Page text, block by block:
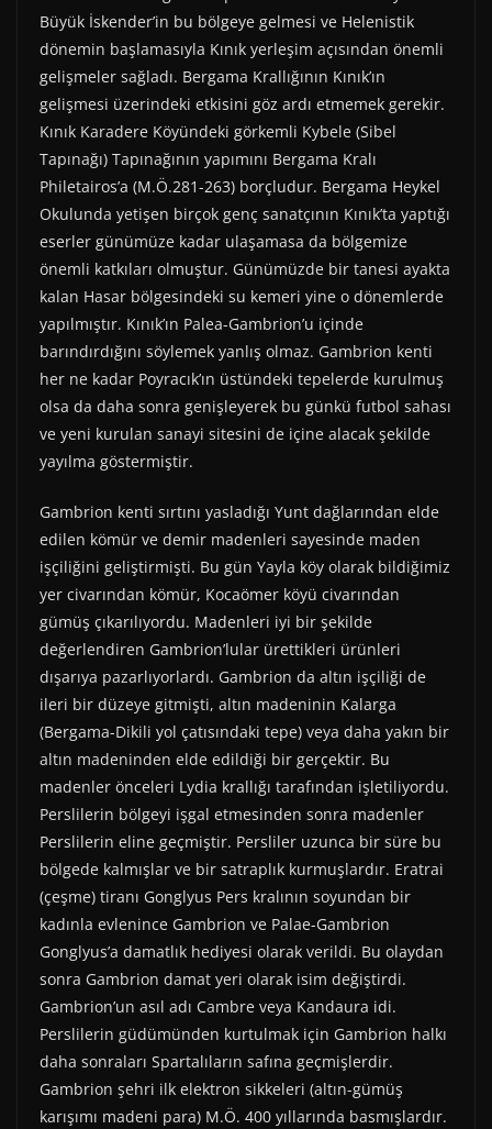
Büyük İskender’in bu bölgeye gelmesi ve Helenistik
dönemin başlamasıyla Kınık yerleşim açısından önemli
gelişmeler sağladı. Bergama Krallığının Kınık’ın
gelişmesi üzerindeki etkisini göz ardı etmemek gerekir.
Kınık Karadere Köyündeki görkemli Kybele (Sibel
Tapınağı) Tapınağının yapımını Bergama Kralı
Philetairos’a (M.Ö.281-263) borçludur. Bergama Heykel
Okulunda yetişen birçok genç sanatçının Kınık’ta yaptığı
eserler günümüze kadar ulaşamasa da bölgemize
önemli katkıları olmuştur. Günümüzde bir tanesi ayakta
kalan Hasar bölgesindeki su kemeri yine o dönemlerde
yapılmıştır. Kınık’ın Palea-Gambrion’u içinde
barındırdığını söylemek yanlış olmaz. Gambrion kenti
her ne kadar Poyracık’ın üstündeki tepelerde kurulmuş
olsa da daha sonra genişleyerek bu günkü futbol sahası
ve yeni kurulan sanayi sitesini de içine alacak şekilde
yayılma göstermiştir.
Gambrion kenti sırtını yasladığı Yunt dağlarından elde
edilen kömür ve demir madenleri sayesinde maden
işçiliğini geliştirmişti. Bu gün Yayla köy olarak bildiğimiz
yer civarından kömür, Kocaömer köyü civarından
gümüş çıkarılıyordu. Madenleri iyi bir şekilde
değerlendiren Gambrion’lular ürettikleri ürünleri
dışarıya pazarlıyorlardı. Gambrion da altın işçiliği de
ileri bir düzeye gitmişti, altın madeninin Kalarga
(Bergama-Dikili yol çatısındaki tepe) veya daha yakın bir
altın madeninden elde edildiği bir gerçektir. Bu
madenler önceleri Lydia krallığı tarafından işletiliyordu.
Perslilerin bölgeyi işgal etmesinden sonra madenler
Perslilerin eline geçmiştir. Persliler uzunca bir süre bu
bölgede kalmışlar ve bir satraplık kurmuşlardır. Eratrai
(çeşme) tiranı Gonglyus Pers kralının soyundan bir
kadınla evlenince Gambrion ve Palae-Gambrion
Gonglyus’a damatlık hediyesi olarak verildi. Bu olaydan
sonra Gambrion damat yeri olarak isim değiştirdi.
Gambrion’un asıl adı Cambre veya Kandaura idi.
Perslilerin güdümünden kurtulmak için Gambrion halkı
daha sonraları Spartalıların safına geçmişlerdir.
Gambrion şehri ilk elektron sikkeleri (altın-gümüş
karışımı madeni para) M.Ö. 400 yıllarında basmışlardır.